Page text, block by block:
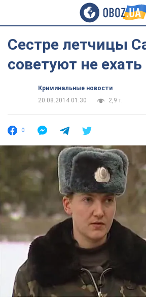
Сестре летчицы
советуют не
Криминальные новости
20.08.2014 01:30
2,9 т.
0